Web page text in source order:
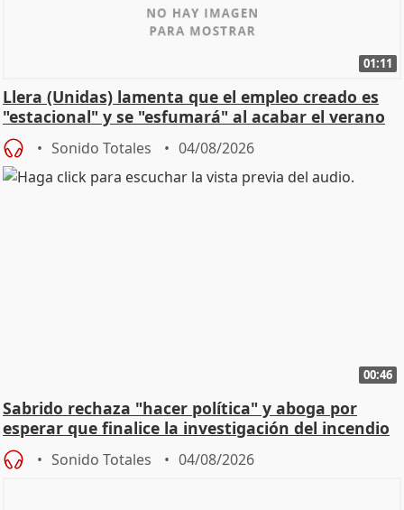
01:11
Llera (Unidas) lamenta que el empleo creado es
"estacional" y se "esfumará" al acabar el verano
Sonido Totales 04/08/2026
00:46
Sabrido rechaza "hacer política" y aboga por
esperar que finalice la investigación del incendio
Sonido Totales 04/08/2026